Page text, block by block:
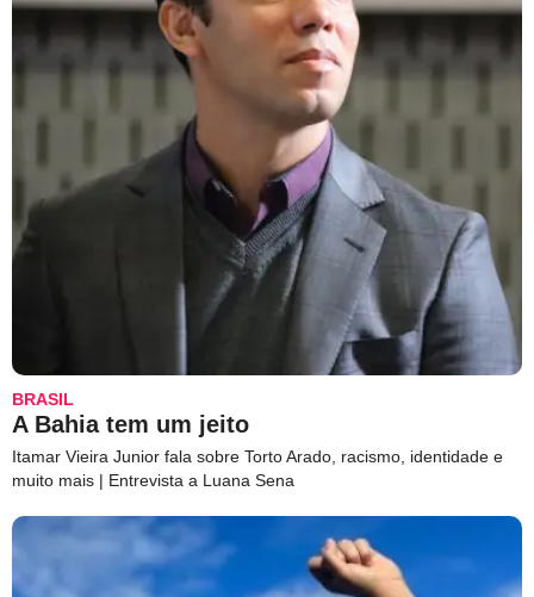
BRASIL
A Bahia tem um jeito
Itamar Vieira Junior fala sobre Torto Arado, racismo, identidade e
muito mais | Entrevista a Luana Sena